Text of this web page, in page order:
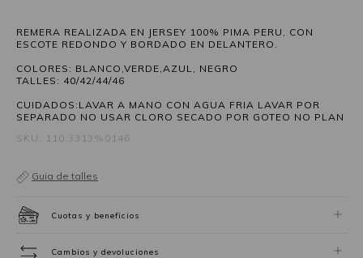
REMERA REALIZADA EN JERSEY 100% PIMA PERU, CON
ESCOTE REDONDO Y BORDADO EN DELANTERO.
COLORES: BLANCO,VERDE,AZUL, NEGRO
TALLES: 40/42/44/46
CUIDADOS:LAVAR A MANO CON AGUA FRIA LAVAR POR
SEPARADO NO USAR CLORO SECADO POR GOTEO NO PLAN
SKU: 110.3313%0146
Guia de talles
Cuotas y beneficios
Cambios y devoluciones